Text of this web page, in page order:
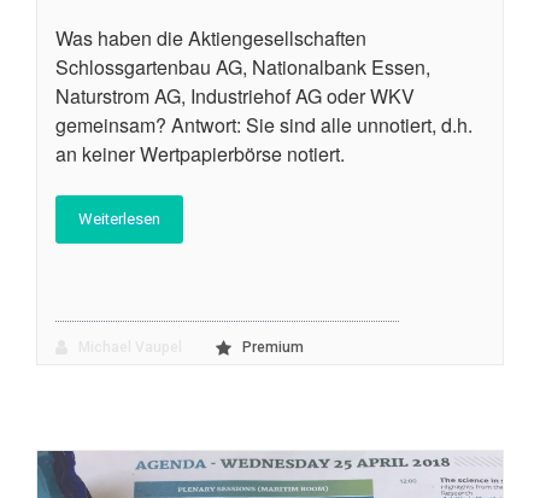
Was haben die Aktiengesellschaften
Schlossgartenbau AG, Nationalbank Essen,
Naturstrom AG, Industriehof AG oder WKV
gemeinsam? Antwort: Sie sind alle unnotiert, d.h.
an keiner Wertpapierbörse notiert.
Weiterlesen
Premium